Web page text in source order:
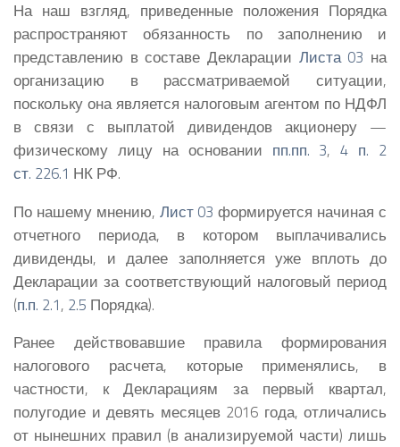
На наш взгляд, приведенные положения Порядка
распространяют обязанность по заполнению и
представлению в составе Декларации Листа 03 на
организацию в рассматриваемой ситуации,
поскольку она является налоговым агентом по НДФЛ
в связи с выплатой дивидендов акционеру —
физическому лицу на основании пп.пп. 3,4 п. 2
ст. 226.1 НК РФ.
По нашему мнению, Лист 03 формируется начиная с
отчетного периода, в котором выплачивались
дивиденды, и далее заполняется уже вплоть до
Декларации за соответствующий налоговый период
(п.п. 2.1, 2.5 Порядка).
Ранее действовавшие правила формирования
налогового расчета, которые применялись, в
частности, к Декларациям за первый квартал,
полугодие и девять месяцев 2016 года, отличались
от нынешних правил (в анализируемой части) лишь